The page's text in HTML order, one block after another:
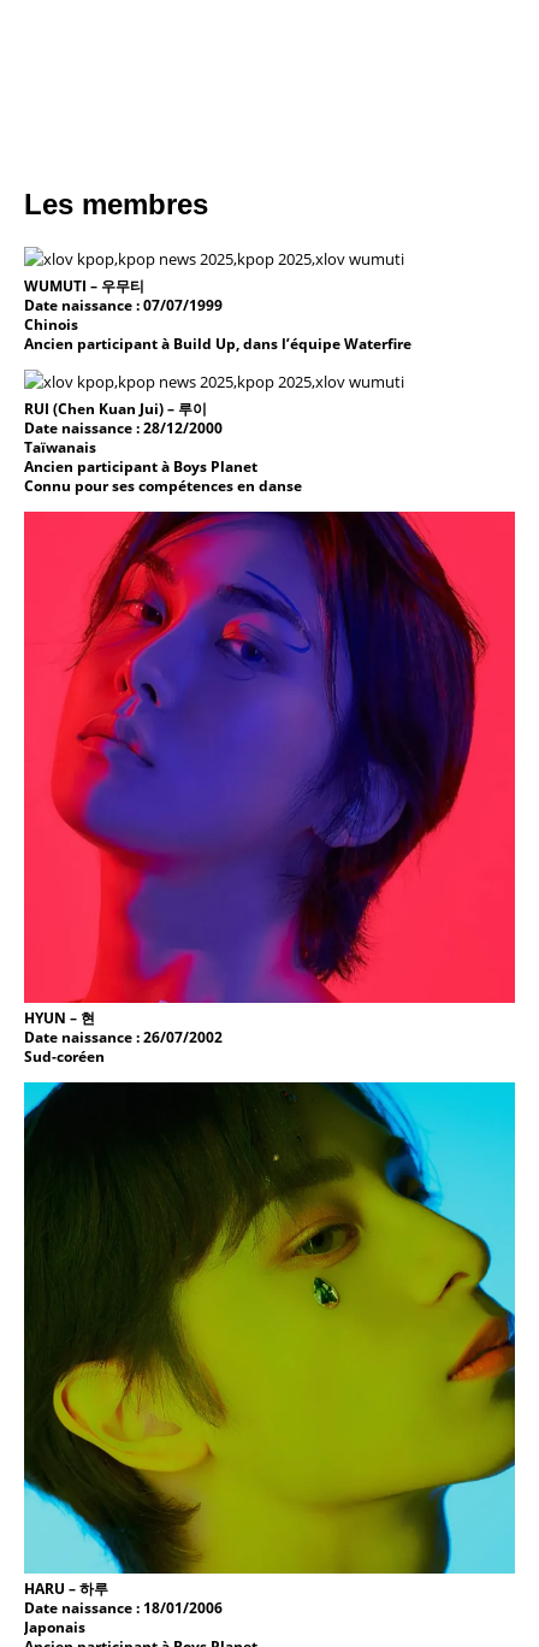
Les membres
WUMUTI – 우무티
Date naissance : 07/07/1999
Chinois
Ancien participant à Build Up, dans l’équipe Waterfire
RUI (Chen Kuan Jui) – 루이
Date naissance : 28/12/2000
Taïwanais
Ancien participant à Boys Planet
Connu pour ses compétences en danse
HYUN – 현
Date naissance : 26/07/2002
Sud-coréen
HARU – 하루
Date naissance : 18/01/2006
Japonais